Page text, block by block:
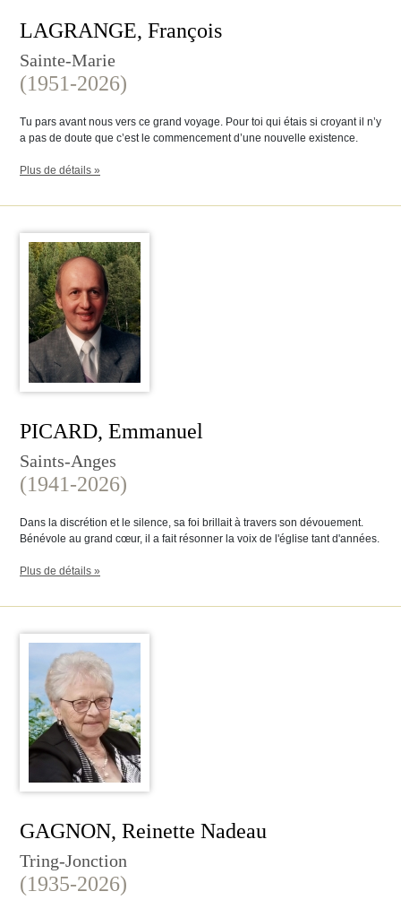
LAGRANGE, François
Sainte-Marie
(1951-2026)
Tu pars avant nous vers ce grand voyage. Pour toi qui étais si croyant il n’y
a pas de doute que c’est le commencement d’une nouvelle existence.
Plus de détails »
PICARD, Emmanuel
Saints-Anges
(1941-2026)
Dans la discrétion et le silence, sa foi brillait à travers son dévouement.
Bénévole au grand cœur, il a fait résonner la voix de l'église tant d'années.
Plus de détails »
GAGNON, Reinette Nadeau
Tring-Jonction
(1935-2026)